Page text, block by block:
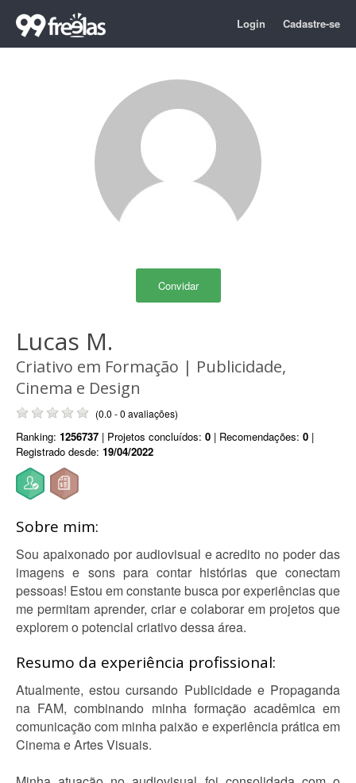
Login Cadastre-se
Convidar
Lucas M.
Criativo em Formação | Publicidade,
Cinema e Design
(0.0 - 0 avaliações)
Ranking: 1256737 | Projetos concluídos: 0 | Recomendações: 0 |
Registrado desde: 19/04/2022
Sobre mim:
Sou apaixonado por audiovisual e acredito no poder das
imagens e sons para contar histórias que conectam
pessoas! Estou em constante busca por experiências que
me permitam aprender, criar e colaborar em projetos que
explorem o potencial criativo dessa área.
Resumo da experiência profissional:
Atualmente, estou cursando Publicidade e Propaganda
na FAM, combinando minha formação acadêmica em
comunicação com minha paixão e experiência prática em
Cinema e Artes Visuais.